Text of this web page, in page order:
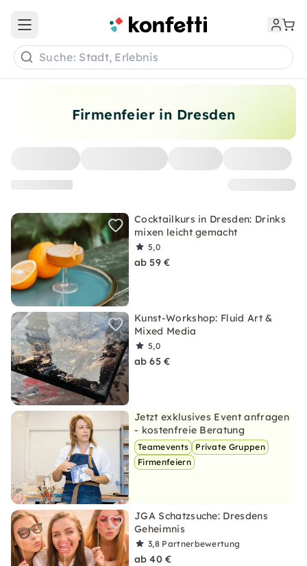
Firmenfeier in Dresden
Cocktailkurs in Dresden: Drinks
mixen leicht gemacht
5,0
ab 59 €
Kunst-Workshop: Fluid Art &
Mixed Media
5,0
ab 65 €
Jetzt exklusives Event anfragen
- kostenfreie Beratung
Teamevents
Private Gruppen
Firmenfeiern
JGA Schatzsuche: Dresdens
Geheimnis
3,8 Partnerbewertung
ab 40 €
Open main menu
Suche: Stadt, Erlebnis